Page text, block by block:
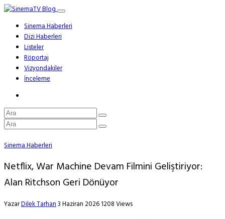
Sinema Haberleri
Dizi Haberleri
Listeler
Röportaj
Vizyondakiler
İnceleme
Sinema Haberleri
Netflix, War Machine Devam Filmini Geliştiriyor:
Alan Ritchson Geri Dönüyor
YazarDilek Tarhan3 Haziran 20261208 Views